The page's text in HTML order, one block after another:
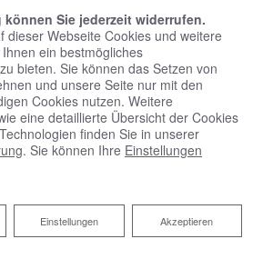
können Sie jederzeit widerrufen.
dieser Webseite Cookies und weitere
ein bestmögliches
bieten. Sie können das Setzen von
und unsere Seite nur mit den
Cookies nutzen. Weitere
eine detaillierte Übersicht der Cookies
finden Sie in unserer
. Sie können Ihre Einstellungen
Akzeptieren
Einstellungen